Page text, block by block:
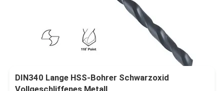
DIN340 Lange HSS-Bohrer Schwarzoxid